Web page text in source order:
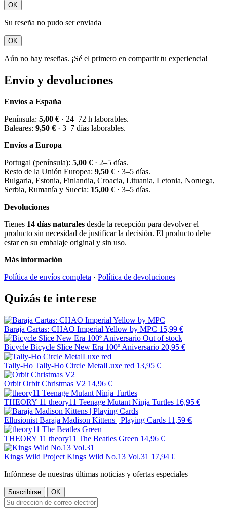
OK
Su reseña no pudo ser enviada
OK
Aún no hay reseñas. ¡Sé el primero en compartir tu experiencia!
Envío y devoluciones
Envíos a España
Península: 5,00 € · 24–72 h laborables.
Baleares: 9,50 € · 3–7 días laborables.
Envíos a Europa
Portugal (península): 5,00 € · 2–5 días.
Resto de la Unión Europea: 9,50 € · 3–5 días.
Bulgaria, Estonia, Finlandia, Croacia, Lituania, Letonia, Noruega,
Serbia, Rumanía y Suecia: 15,00 € · 3–5 días.
Devoluciones
Tienes 14 días naturales desde la recepción para devolver el
producto sin necesidad de justificar la decisión. El producto debe
estar en su embalaje original y sin uso.
Más información
Política de envíos completa · Política de devoluciones
Quizás te interese
Baraja Cartas: CHAO Imperial Yellow by MPC 15,99 €
Out of stock
Bicycle Bicycle Slice New Era 100º Aniversario 20,95 €
Tally-Ho Tally-Ho Circle MetalLuxe red 13,95 €
Orbit Orbit Christmas V2 14,96 €
THEORY 11 theory11 Teenage Mutant Ninja Turtles 16,95 €
Ellusionist Baraja Madison Kittens | Playing Cards 11,59 €
THEORY 11 theory11 The Beatles Green 14,96 €
Kings Wild Project Kings Wild No.13 Vol.31 17,94 €
Infórmese de nuestras últimas noticias y ofertas especiales